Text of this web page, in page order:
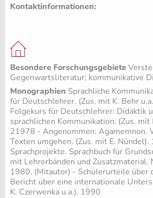
Kontaktinformationen:
Besondere Forschungsgebiete
Gegenwartsliteratur; kommunikative
Monographien Sprachliche
für Deutschlehrer. (Zus. mit K. Behr
Folgekurs für Deutschlehrer: Didaktik
sprachlichen Kommunikation. (Zus. mit
21978 - Angenommen: Agamemnon.
Texten umgehen. (Zus. mit E.
Sprachprojekte. Sprachbuch für
mit Lehrerbänden und Zusatzmaterial.
1980. (Mitautor) - Schülerurteile über
Bericht über eine internationale
K. Czerwenka u.a.). 1990